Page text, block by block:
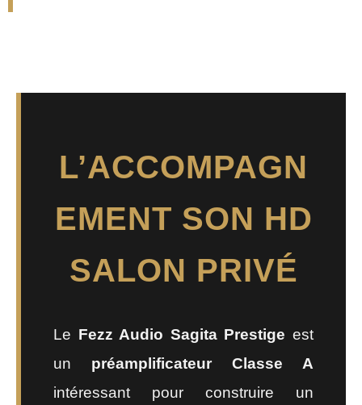
L’ACCOMPAGN
EMENT SON HD
SALON PRIVÉ
Le Fezz Audio Sagita Prestige est
un préamplificateur Classe A
intéressant pour construire un